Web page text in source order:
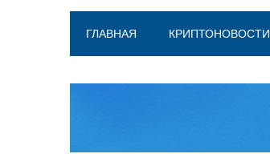
ГЛАВНАЯ КРИПТОНОВОСТИ